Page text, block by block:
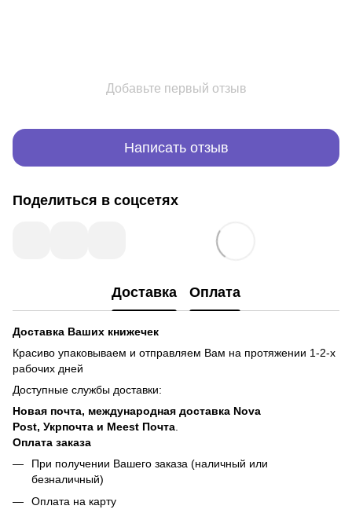
Добавьте первый отзыв
Написать отзыв
Поделиться в соцсетях
Доставка Оплата
Доставка Ваших книжечек
Красиво упаковываем и отправляем Вам на протяжении 1-2-х
рабочих дней
Доступные службы доставки:
Новая почта, международная доставка Nova
Post, Укрпочта и Meest Почта
Оплата заказа
При получении Вашего заказа (наличный или
безналичный)
Оплата на карту